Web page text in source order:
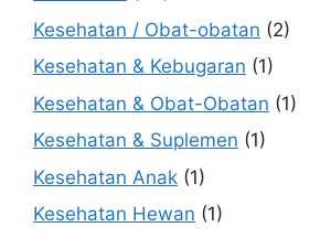
Kesehatan / Obat-obatan (2)
Kesehatan & Kebugaran (1)
Kesehatan & Obat-Obatan (1)
Kesehatan & Suplemen (1)
Kesehatan Anak (1)
Kesehatan Hewan (1)